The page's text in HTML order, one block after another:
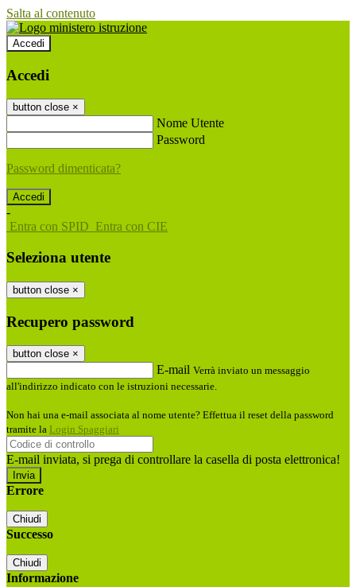
Salta al contenuto
Accedi
Accedi
button close ×
Nome Utente
Password
Password dimenticata?
-
Entra con SPID Entra con CIE
Seleziona utente
button close ×
Recupero password
button close ×
E-mail Verrà inviato un messaggio
all'indirizzo indicato con le istruzioni necessarie.
Non hai una e-mail associata al nome utente? Effettua il reset della password
tramite la Login Spaggiari
E-mail inviata, si prega di controllare la casella di posta elettronica!
Errore
Chiudi
Successo
Chiudi
Informazione